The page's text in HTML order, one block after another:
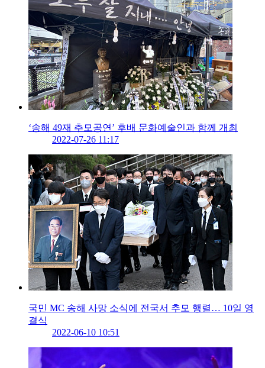
‘송해 49재 추모공연’ 후배 문화예술인과 함께 개최
2022-07-26 11:17
국민 MC 송해 사망 소식에 전국서 추모 행렬… 10일 영
결식
2022-06-10 10:51